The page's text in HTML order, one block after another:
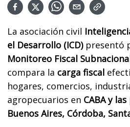
La asociación civil
el Desarrollo (ICD)presentó
Monitoreo Fiscal
compara la carga fiscal
hogares, comercios,
agropecuarios en CABA y
Buenos Aires, Córdoba,